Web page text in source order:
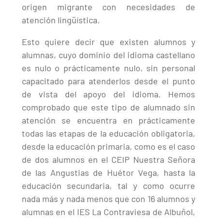
origen migrante con necesidades de
atención lingüística.
Esto quiere decir que existen alumnos y
alumnas, cuyo dominio del idioma castellano
es nulo o prácticamente nulo, sin personal
capacitado para atenderlos desde el punto
de vista del apoyo del idioma. Hemos
comprobado que este tipo de alumnado sin
atención se encuentra en prácticamente
todas las etapas de la educación obligatoria,
desde la educación primaria, como es el caso
de dos alumnos en el CEIP Nuestra Señora
de las Angustias de Huétor Vega, hasta la
educación secundaria, tal y como ocurre
nada más y nada menos que con 16 alumnos y
alumnas en el IES La Contraviesa de Albuñol,